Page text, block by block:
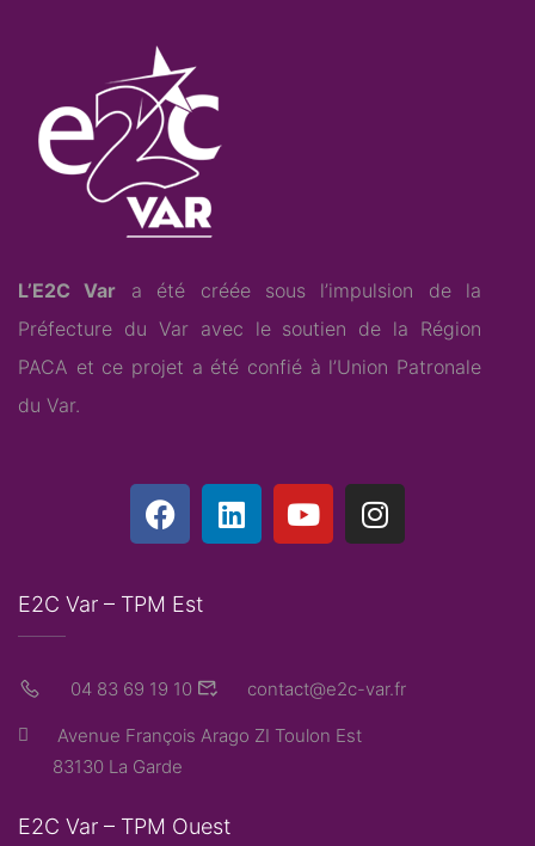
L’E2C Var a été créée sous l’impulsion de la
Préfecture du Var avec le soutien de la Région
PACA et ce projet a été confié à l’Union Patronale
du Var.
E2C Var – TPM Est
04 83 69 19 10 contact@e2c-var.fr
Avenue François Arago ZI Toulon Est
83130 La Garde
E2C Var – TPM Ouest